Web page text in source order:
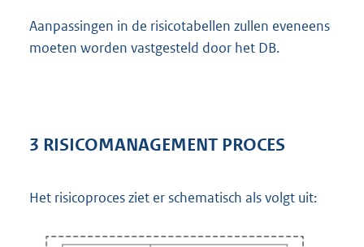
Aanpassingen in de risicotabellen zullen eveneens
moeten worden vastgesteld door het DB.
3 RISICOMANAGEMENT PROCES
Het risicoproces ziet er schematisch als volgt uit: